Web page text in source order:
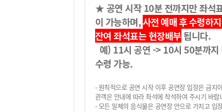
★공연 시작10분 전까지만 좌석
이 가능하며,사전 예매 후수령하
잔여 좌석표는 현장배부됩니다.
예) 11시 공연 -> 10시 50분까지
수령 가능.
-원칙적으로 공연 시작 이후 공연장 입장은 금지
관객은 안내에 따라 좌석에 착석하여 주시기 바랍
-모든 일체의 음식물은 공연장 안으로 가지고 입